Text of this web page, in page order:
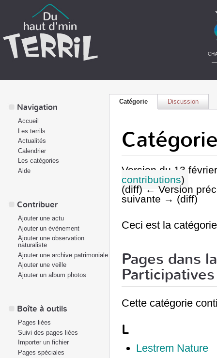
Catégorie Discussion
Version du 13
contributions)
(diff) ← Version
suivante → (diff)
Ceci est la
Pages dans
Cette catégorie
L
Lestrem Nature
Navigation
Accueil
Les terrils
Actualités
Calendrier
Les catégories
Aide
Contribuer
Ajouter une actu
Ajouter un évènement
Ajouter une observation
naturaliste
Ajouter une archive patrimoniale
Ajouter une veille
Ajouter un album photos
Boîte à outils
Pages liées
Suivi des pages liées
Importer un fichier
Pages spéciales